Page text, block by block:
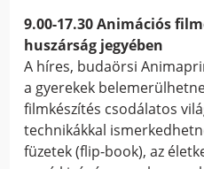
9.00-17.30 Animációs
huszárság jegyében
A híres, budaörsi
a gyerekek
filmkészítés csodálatos
technikákkal
füzetek (flip-book), az